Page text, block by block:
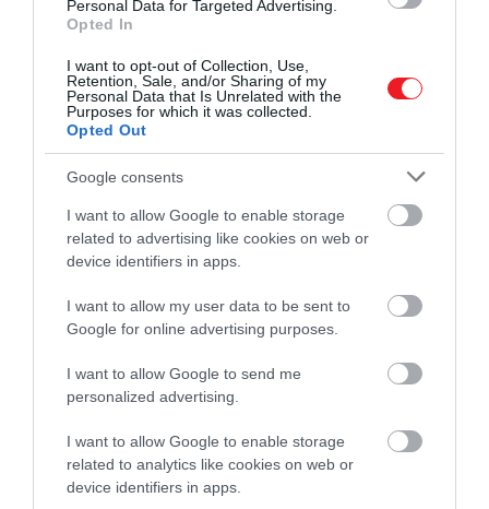
Personal Data for Targeted Advertising.
Opted In
I want to opt-out of Collection, Use,
Retention, Sale, and/or Sharing of my
Personal Data that Is Unrelated with the
Purposes for which it was collected.
Opted Out
Google consents
I want to allow Google to enable storage
related to advertising like cookies on web or
device identifiers in apps.
I want to allow my user data to be sent to
Google for online advertising purposes.
I want to allow Google to send me
personalized advertising.
I want to allow Google to enable storage
related to analytics like cookies on web or
device identifiers in apps.
szimbóluma – gyakran kínálják például esküvőkön,
5. Epres Ekmek Kataifi
A hagyományos ekmek kataifi desszert alapját a
phyllo tészta adja – ez a vékony, leveles tészta
ropogósra sütik, jól meglocsolják illatos
cukorsziruppal – ettől kellemesen ragacsos és
ízletes lesz. Erre kerül aztán egy réteg selymes